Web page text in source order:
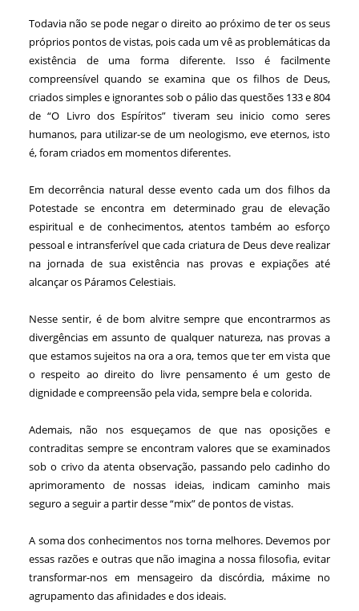
Todavia não se pode negar o direito ao próximo de ter os seus
próprios pontos de vistas, pois cada um vê as problemáticas da
existência de uma forma diferente. Isso é facilmente
compreensível quando se examina que os filhos de Deus,
criados simples e ignorantes sob o pálio das questões 133 e 804
de “O Livro dos Espíritos” tiveram seu inicio como seres
humanos, para utilizar-se de um neologismo, eve eternos, isto
é, foram criados em momentos diferentes.
Em decorrência natural desse evento cada um dos filhos da
Potestade se encontra em determinado grau de elevação
espiritual e de conhecimentos, atentos também ao esforço
pessoal e intransferível que cada criatura de Deus deve realizar
na jornada de sua existência nas provas e expiações até
alcançar os Páramos Celestiais.
Nesse sentir, é de bom alvitre sempre que encontrarmos as
divergências em assunto de qualquer natureza, nas provas a
que estamos sujeitos na ora a ora, temos que ter em vista que
o respeito ao direito do livre pensamento é um gesto de
dignidade e compreensão pela vida, sempre bela e colorida.
Ademais, não nos esqueçamos de que nas oposições e
contraditas sempre se encontram valores que se examinados
sob o crivo da atenta observação, passando pelo cadinho do
aprimoramento de nossas ideias, indicam caminho mais
seguro a seguir a partir desse “mix” de pontos de vistas.
A soma dos conhecimentos nos torna melhores. Devemos por
essas razões e outras que não imagina a nossa filosofia, evitar
transformar-nos em mensageiro da discórdia, máxime no
agrupamento das afinidades e dos ideais.